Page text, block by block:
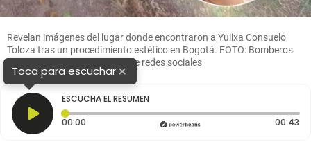
Revelan imágenes del lugar donde encontraron a Yulixa Consuelo
Toloza tras un procedimiento estético en Bogotá. FOTO: Bomberos
de Cundinamarca / Tomada de redes sociales
Toca para escuchar×
ESCUCHA EL RESUMEN
00:00 Tiempo transcurrido: 0 segundos 00:43